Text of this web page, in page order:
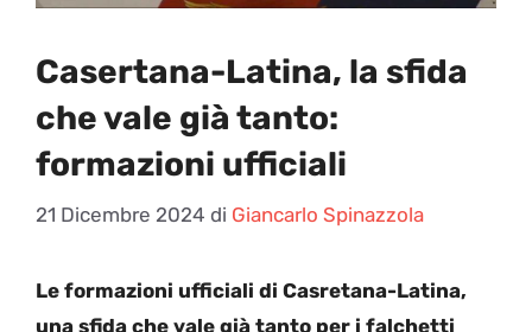
Casertana-Latina, la sfida
che vale già tanto:
formazioni ufficiali
21 Dicembre 2024 di Giancarlo Spinazzola
Le formazioni ufficiali di Casretana-Latina,
una sfida che vale già tanto per i falchetti